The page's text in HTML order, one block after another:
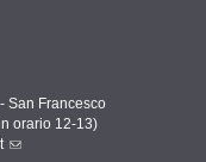
San Francesco
orario 12-13)